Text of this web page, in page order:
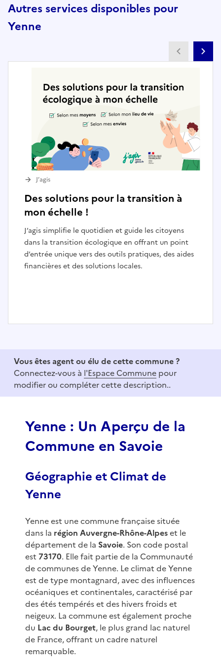
Autres services disponibles pour
Yenne
Des solutions pour la transition à
mon échelle !
J’agis simplifie le quotidien et guide les citoyens
dans la transition écologique en offrant un point
d’entrée unique vers des outils pratiques, des aides
financières et des solutions locales.
J’agis
f
Vous êtes agent ou élu de cette commune ?
Connectez-vous à l'Espace Commune pour
modifier ou compléter cette description..
Yenne : Un Aperçu de la
Commune en Savoie
Géographie et Climat de
Yenne
Yenne est une commune française située
dans la région Auvergne-Rhône-Alpeset le
département de la Savoie. Son code postal
est 73170. Elle fait partie de la Communauté
de communes de Yenne. Le climat de Yenne
est de type montagnard, avec des influences
océaniques et continentales, caractérisé par
des étés tempérés et des hivers froids et
neigeux. La commune est également proche
du Lac du Bourget, le plus grand lac naturel
de France, offrant un cadre naturel
remarquable.